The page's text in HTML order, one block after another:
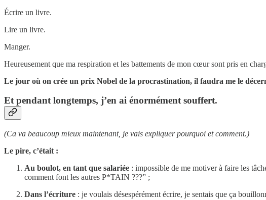
Écrire un livre.
Lire un livre.
Manger.
Heureusement que ma respiration et les battements de mon cœur sont pris en
Le jour où on crée un prix Nobel de la procrastination, il faudra me le
Et pendant longtemps, j’en ai énormément souffert.
(Ca va beaucoup mieux maintenant, je vais expliquer pourquoi et comment.)
Le pire, c’était :
Au boulot, en tant que salariée : impossible de me motiver à faire les
comment font les autres P*TAIN ???” ;
Dans l’écriture : je voulais désespérément écrire, je sentais que ça